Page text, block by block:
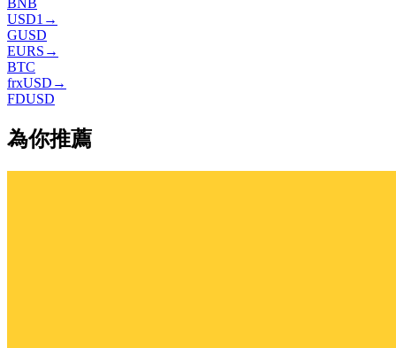
BNB
USD1 →
GUSD
EURS →
BTC
frxUSD →
FDUSD
為你推薦